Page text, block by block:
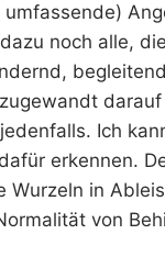
noch alle,
Ich
erkennen.
Wurzeln in
von